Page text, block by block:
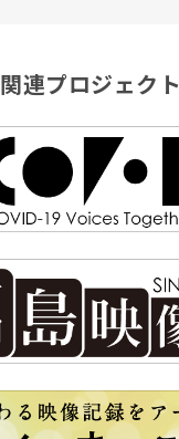
関連プロジェクト